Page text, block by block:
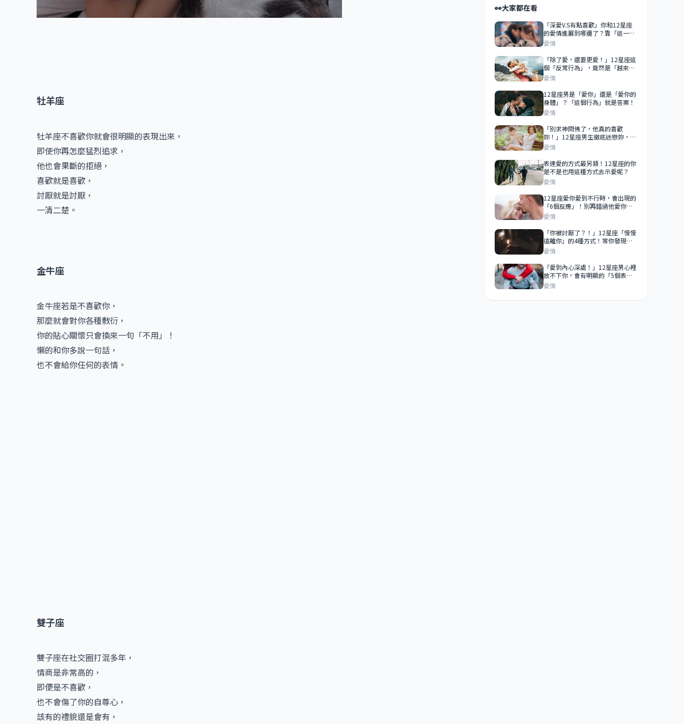
牡羊座
牡羊座不喜歡你就會很明顯的表現出來，
即使你再怎麼猛烈追求，
他也會果斷的拒絕，
喜歡就是喜歡，
討厭就是討厭，
一清二楚。
金牛座
金牛座若是不喜歡你，
那麼就會對你各種敷衍，
你的貼心關懷只會換來一句「不用」！
懶的和你多說一句話，
也不會給你任何的表情。
雙子座
雙子座在社交圈打混多年，
情商是非常高的，
即便是不喜歡，
也不會傷了你的自尊心，
該有的禮貌還是會有，
👀大家都在看
「深愛V.S有點喜歡」你和12星座
的愛情進展到哪邊了？靠「這一
點」來判斷！
愛情
「除了愛，還要更愛！」12星座這
個「反常行為」，竟然是「越來越
愛你」的表現！
愛情
12星座男是「愛你」還是「愛你的
身體」？「這個行為」就是答案！
愛情
「別求神問佛了，他真的喜歡
妳！」12星座男生徹底迷戀妳，才
會有「這4個」反常行為！
愛情
表達愛的方式最另類！12星座的你
是不是也用這種方式去示愛呢？
愛情
12星座愛你愛到不行時，會出現的
「6個反應」！別再錯過他愛你的
小細節！
愛情
「你被討厭了？！」12星座「慢慢
遠離你」的4種方式！等你發現
時，他早就已經離開你！
愛情
「愛到內心深處！」12星座男心裡
放不下你，會有明顯的「5個表
現」！
愛情